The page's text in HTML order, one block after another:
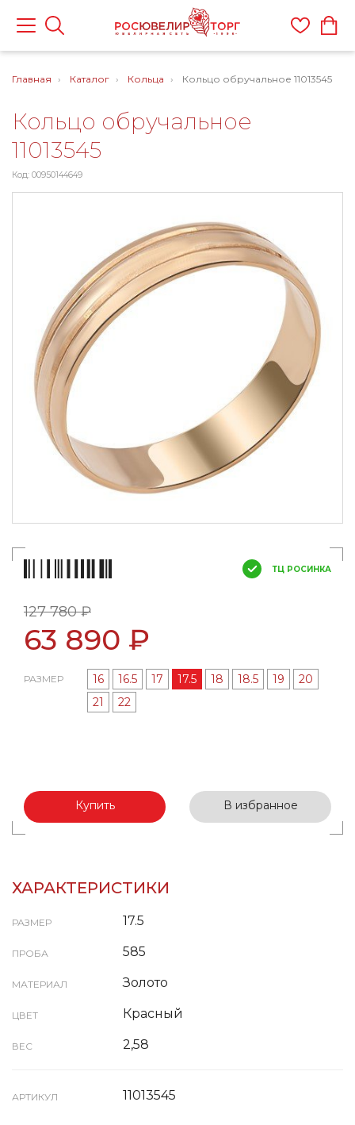
Главная Каталог Кольца Кольцо обручальное 11013545
Кольцо обручальное
11013545
Код: 00950144649
ТЦ РОСИНКА
127 780 ₽
63 890 ₽
РАЗМЕР 16 16.5 17 17.5 18 18.5 19
20
21
22
Купить В избранное
ХАРАКТЕРИСТИКИ
РАЗМЕР 17.5
ПРОБА 585
МАТЕРИАЛ Золото
ЦВЕТ Красный
ВЕС 2,58
АРТИКУЛ 11013545